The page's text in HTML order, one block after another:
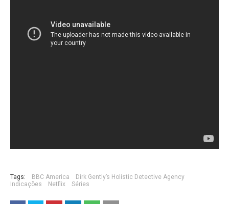
Tags: BBC America
Dirk Gently’s Holistic Detective Agency
Indicações
Netflix Séries